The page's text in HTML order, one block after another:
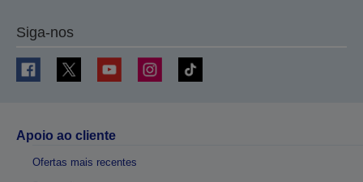
Siga-nos
Apoio ao cliente
Ofertas mais recentes